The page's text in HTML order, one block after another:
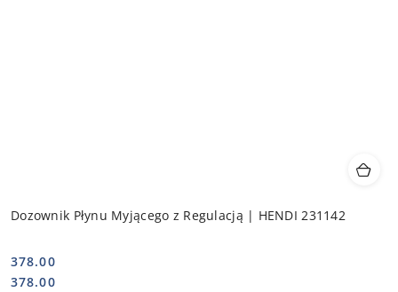
Dozownik Płynu Myjącego z Regulacją | HENDI 231142
Cena:
378.00
Cena:
378.00